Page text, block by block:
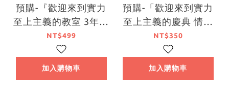
預購-『歡迎來到實力
至上主義的教室 3年級
篇 Satellite Class
Vol.3』壓克力立牌
【日本進口精品】
NT$499
加入購物車
預購-「歡迎來到實力
至上主義的慶典 情人
節2026 ～天使與惡
魔，你會選哪個？～」
壓克力磁鐵 系列【日
NT$350
加入購物車